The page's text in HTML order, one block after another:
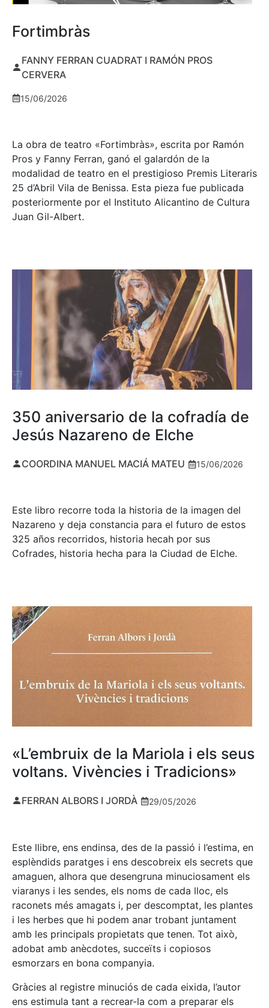
Fortimbràs
FANNY FERRAN CUADRAT I RAMÓN PROS
CERVERA
15/06/2026
La obra de teatro «Fortimbràs», escrita por Ramón
Pros y Fanny Ferran, ganó el galardón de la
modalidad de teatro en el prestigioso Premis Literaris
25 d’Abril Vila de Benissa. Esta pieza fue publicada
posteriormente por el Instituto Alicantino de Cultura
Juan Gil-Albert.
350 aniversario de la cofradía de
Jesús Nazareno de Elche
COORDINA MANUEL MACIÁ MATEU 15/06/2026
Este libro recorre toda la historia de la imagen del
Nazareno y deja constancia para el futuro de estos
325 años recorridos, historia hecah por sus
Cofrades, historia hecha para la Ciudad de Elche.
«L’embruix de la Mariola i els seus
voltans. Vivències i Tradicions»
FERRAN ALBORS I JORDÀ 29/05/2026
Este llibre, ens endinsa, des de la passió i l’estima, en
esplèndids paratges i ens descobreix els secrets que
amaguen, alhora que desengruna minuciosament els
viaranys i les sendes, els noms de cada lloc, els
raconets més amagats i, per descomptat, les plantes
i les herbes que hi podem anar trobant juntament
amb les principals propietats que tenen. Tot això,
adobat amb anècdotes, succeïts i copiosos
esmorzars en bona companyia.
Gràcies al registre minuciós de cada eixida, l’autor
ens estimula tant a recrear-la com a preparar els